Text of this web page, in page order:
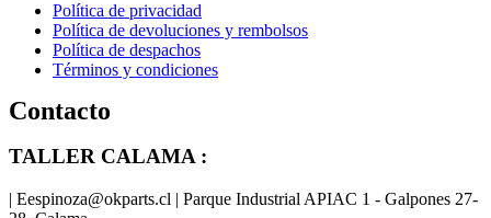
Política de privacidad
Política de devoluciones y rembolsos
Política de despachos
Términos y condiciones
Contacto
TALLER CALAMA :
| Eespinoza@okparts.cl | Parque Industrial APIAC 1 - Galpones 27-